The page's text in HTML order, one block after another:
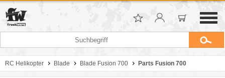
RC Helikopter Blade Blade Fusion 700 Parts Fusion 700